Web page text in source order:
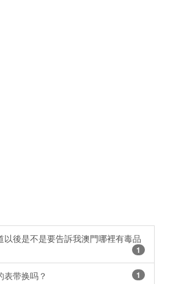
以後是不是要告訴我澳門哪裡有毒品
1
表带换吗？ 1